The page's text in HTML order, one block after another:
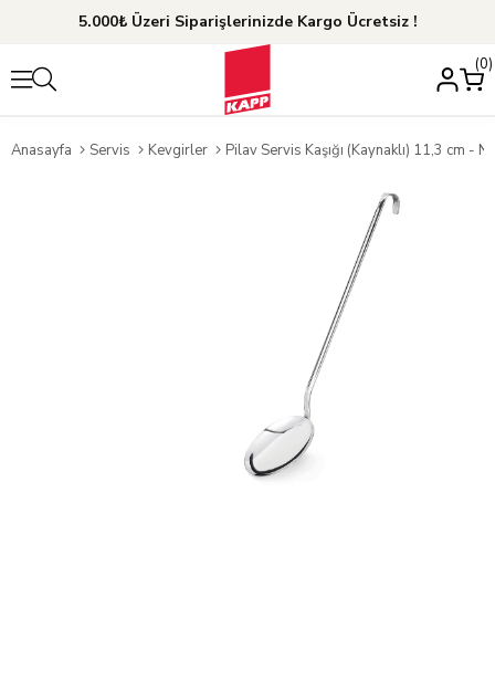
5.000₺ Üzeri Siparişlerinizde Kargo Ücretsiz !
0
Anasayfa Servis Kevgirler Pilav Servis Kaşığı (Kaynaklı) 11,3 cm -